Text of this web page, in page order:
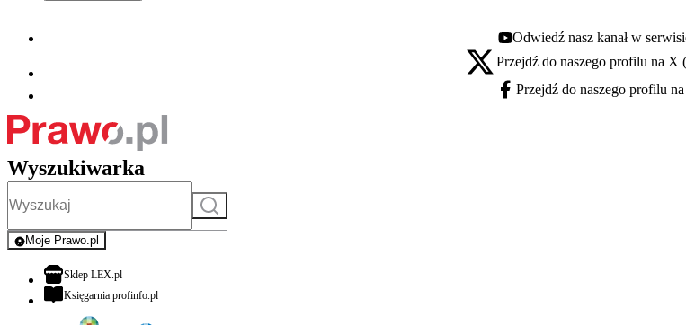
Youtube - otwiera się w nowej karcie
Odwiedź nasz kanał w
X - otwiera się w nowej karcie
Przejdź do naszego profilu na X
Facebook - otwiera się w nowej karcie
Przejdź do naszego profilu
Wyszukiwarka
Szukaj
Moje Prawo.pl
- rejestracja i logowanie do serwisu
Sklep LEX.plotwiera się w nowej karcie
Księgarnia profinfo.plotwiera się w nowej karcie